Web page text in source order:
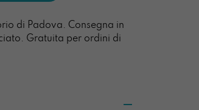
di Padova. Consegna in
Gratuita per ordini di